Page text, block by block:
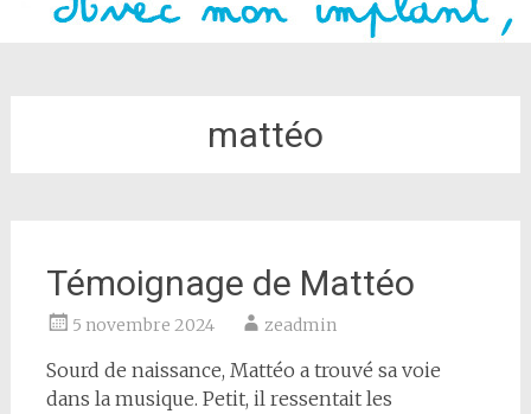
mattéo
Témoignage de Mattéo
5 novembre 2024 zeadmin
Sourd de naissance, Mattéo a trouvé sa voie
dans la musique. Petit, il ressentait les